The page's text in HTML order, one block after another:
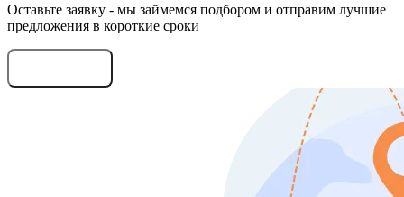
Оставьте заявку - мы займемся подбором и отправим лучшие
предложения в короткие сроки